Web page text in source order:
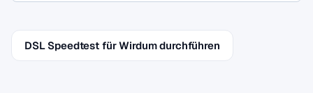
DSL Speedtest für Wirdum durchführen